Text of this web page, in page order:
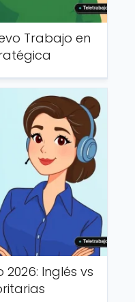
Trabajo en
Inglés vs